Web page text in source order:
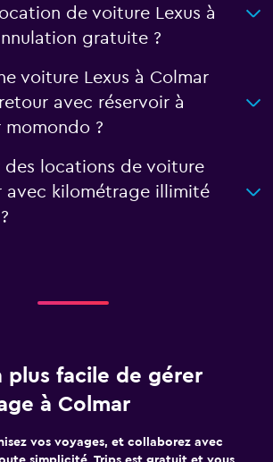
de voiture Lexus à
gratuite ?
voiture Lexus à Colmar
avec réservoir à
momondo ?
des locations de voiture
avec kilométrage illimité
plus facile de gérer
à Colmar
vos voyages, et collaborez avec